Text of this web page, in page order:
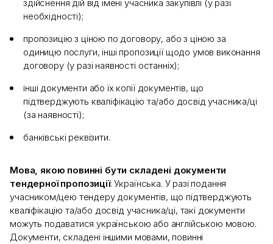
здійснення дій від імені учасника закупівлі (у разі
необхідності);
пропозицію з ціною по договору, або з ціною за
одиницю послуги, інші пропозиції щодо умов виконання
договору (у разі наявності останніх);
інші документи або їх копії документів, що
підтверджують кваліфікацію та/або досвід учасника/ці
(за наявності);
банківські реквізити.
Мова, якою повинні бути складені документи
тендерної пропозиції: Українська. У разі подання
учасником/цею тендеру документів, що підтверджують
кваліфікацію та/або досвід учасника/ці, такі документи
можуть подаватися українською або англійською мовою.
Документи, складені іншими мовами, повинні